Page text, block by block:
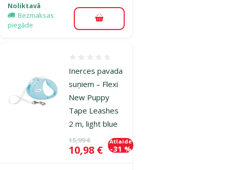
Noliktavā
Bezmaksas
piegāde
Pievienot grozam
Inerces pavada
suņiem – Flexi
New Puppy
Tape Leashes
2 m, light blue
Oriģinālā cena
15,99 €
Cena
10,98 €
Atlaide
-31 %